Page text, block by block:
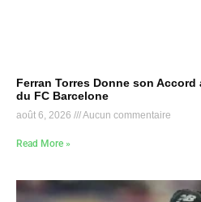
Ferran Torres Donne son Accord
du FC Barcelone
août 6, 2026 Aucun commentaire
Read More »